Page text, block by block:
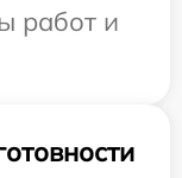
работ и